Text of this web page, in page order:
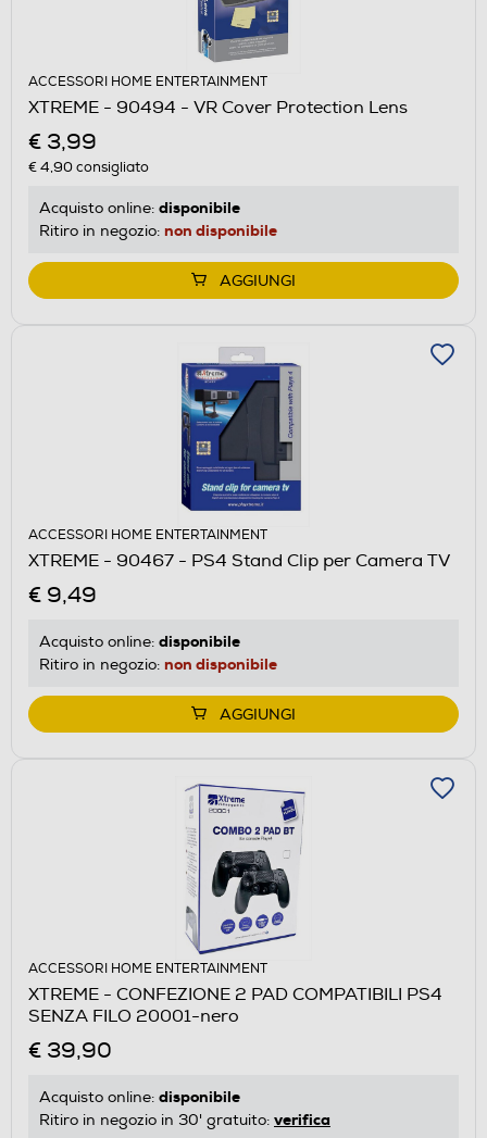
ACCESSORI HOME ENTERTAINMENT
XTREME - 90494 - VR Cover Protection Lens
€ 3,99
€ 4,90consigliato
Acquisto online: disponibile
Ritiro in negozio: non disponibile
AGGIUNGI
ACCESSORI HOME ENTERTAINMENT
XTREME - 90467 - PS4 Stand Clip per Camera TV
€ 9,49
Acquisto online: disponibile
Ritiro in negozio: non disponibile
AGGIUNGI
ACCESSORI HOME ENTERTAINMENT
XTREME - CONFEZIONE 2 PAD COMPATIBILI PS4
SENZA FILO 20001-nero
€ 39,90
Acquisto online: disponibile
Ritiro in negozio in 30' gratuito: verifica